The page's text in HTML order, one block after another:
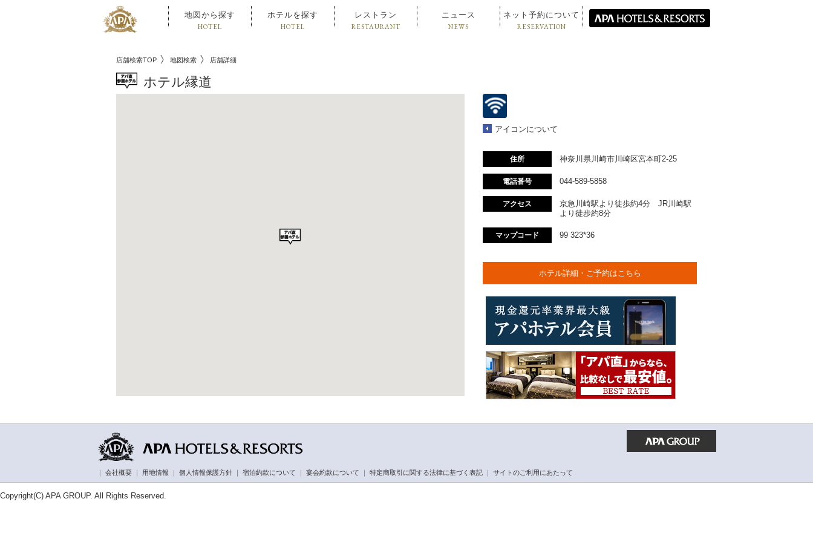
地図から探す
HOTEL
ホテルを探す
HOTEL
レストラン
RESTAURANT
ニュース
NEWS
ネット予約について
RESERVATION
店舗検索TOP 地図検索 店舗詳細
ホテル縁道
アイコンについて
住所 神奈川県川崎市川崎区宮本町2-25
電話番号 044-589-5858
アクセス
京急川崎駅より徒歩約4分 JR川崎駅
より徒歩約8分
マップコード 99 323*36
ホテル詳細・ご予約はこちら
｜ 会社概要 ｜ 用地情報 ｜ 個人情報保護方針 ｜ 宿泊約款について ｜ 宴会約款について ｜ 特定商取引に関する法律に基づく表記 ｜ サイトのご利用にあたって
Copyright(C) APA GROUP. All Rights Reserved.